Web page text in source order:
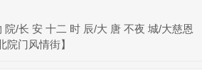
/长 安 十二 时 辰/大 唐 不夜 城/大慈恩
院门风情街】